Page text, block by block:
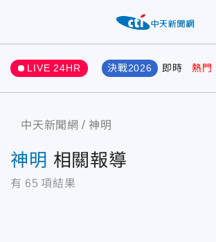
LIVE 24HR 決戰2026 即時 熱門
中天新聞網 神明
神明 相關報導
有 65 項結果